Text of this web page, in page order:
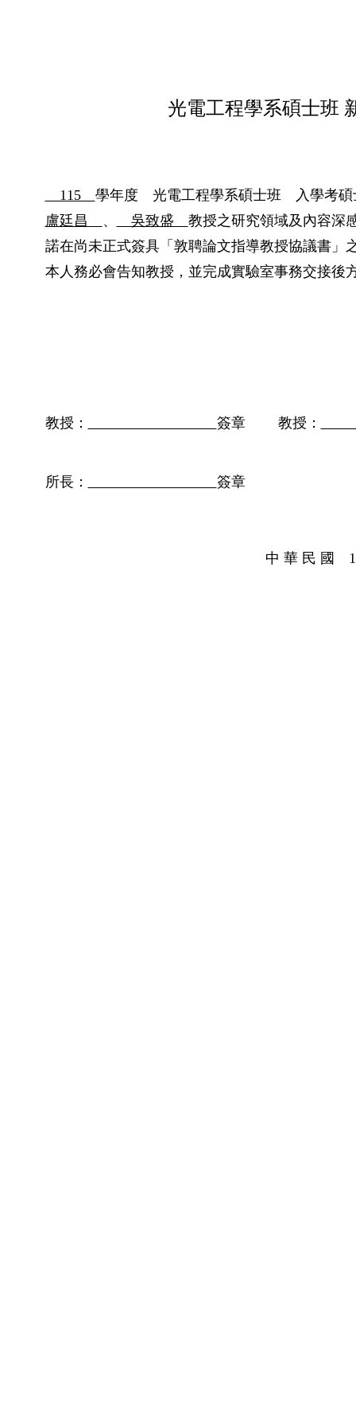
光電工程學系碩士班
115 學年度 光電工程學系碩士班 入學考
盧廷昌
、 吳致盛 教授之研究領域及內容深
諾在尚未正式簽具「敦聘論文指導教授協議書」
本人務必會告知教授，並完成實驗室事務交接後
教授： 簽章 教授：
所長： 簽章
中 華 民